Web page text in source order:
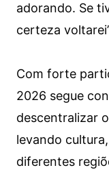
adorando. Se
certeza
Com forte
2026 segue
descentralizar
levando
diferentes